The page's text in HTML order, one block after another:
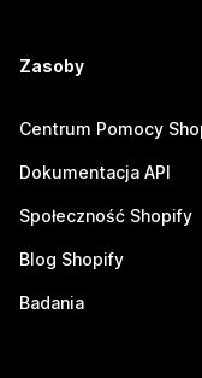
Zasoby
Centrum Pomocy
Dokumentacja API
Społeczność Shopify
Blog Shopify
Badania